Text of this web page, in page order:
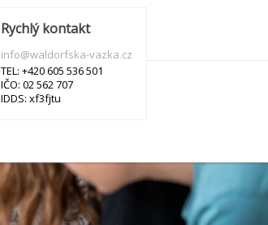
Rychlý kontakt
info@waldorfska-vazka.cz
TEL: +420 605 536 501
IČO: 02 562 707
IDDS: xf3fjtu